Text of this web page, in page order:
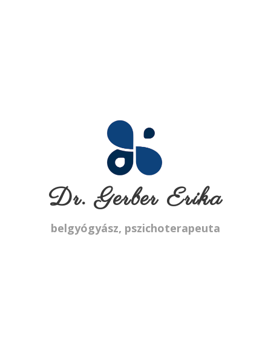
Dr. Gerber Erika
belgyógyász, pszichoterapeuta